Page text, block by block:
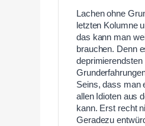
Lachen ohne
letzten Kolumne
das kann man
brauchen. Denn
deprimierendsten
Seins, dass man
allen Idioten aus
kann. Erst recht
Geradezu